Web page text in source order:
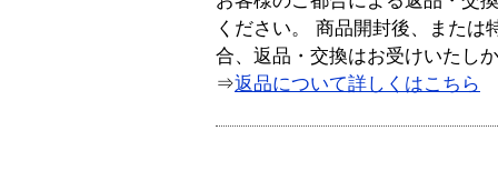
ください。 商品開封後、または
合、返品・交換はお受けいたし
⇒返品について詳しくはこちら